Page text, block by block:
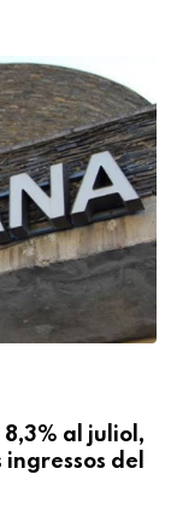
al juliol,
del